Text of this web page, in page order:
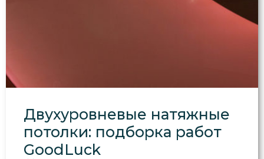
Двухуровневые натяжные
потолки: подборка работ
GoodLuck